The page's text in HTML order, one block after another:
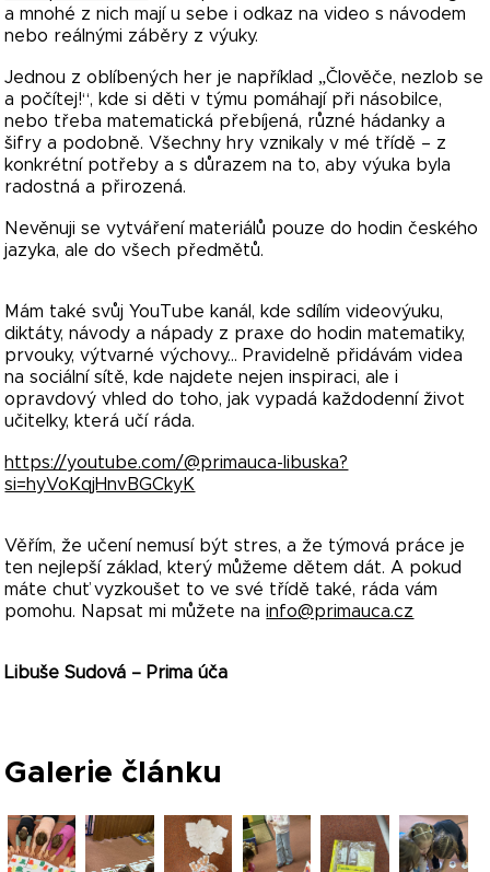
a mnohé z nich mají u sebe i odkaz na video s návodem
nebo reálnými záběry z výuky.
Jednou z oblíbených her je například „Člověče, nezlob se
a počítej!“, kde si děti v týmu pomáhají při násobilce,
nebo třeba matematická přebíjená, různé hádanky a
šifry a podobně. Všechny hry vznikaly v mé třídě – z
konkrétní potřeby a s důrazem na to, aby výuka byla
radostná a přirozená.
Nevěnuji se vytváření materiálů pouze do hodin českého
jazyka, ale do všech předmětů.
Mám také svůj YouTube kanál, kde sdílím videovýuku,
diktáty, návody a nápady z praxe do hodin matematiky,
prvouky, výtvarné výchovy... Pravidelně přidávám videa
na sociální sítě, kde najdete nejen inspiraci, ale i
opravdový vhled do toho, jak vypadá každodenní život
učitelky, která učí ráda.
https://youtube.com/@primauca-libuska?
si=hyVoKqjHnvBGCkyK
Věřím, že učení nemusí být stres, a že týmová práce je
ten nejlepší základ, který můžeme dětem dát. A pokud
máte chuť vyzkoušet to ve své třídě také, ráda vám
pomohu. Napsat mi můžete nainfo@primauca.cz
Libuše Sudová – Prima úča
Galerie článku